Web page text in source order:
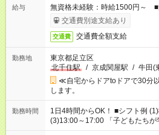
給与
無資格未経験：時給1500円～
交通費別途支給あり
交通費 交通費全額支給
勤務地
東京都足立区
北千住駅
/ 京成関屋駅 / 牛田(
≪自宅からドアtoドアで30分
します。
勤務時間
1日4時間からOK！ ■シフト例 (1)8:00～12:00 (2)10:00～14:00
(3)13:00～17:00 「子どもたちが学校に行く間だけ働きたい」
「余裕を持って夕飯の準備がし